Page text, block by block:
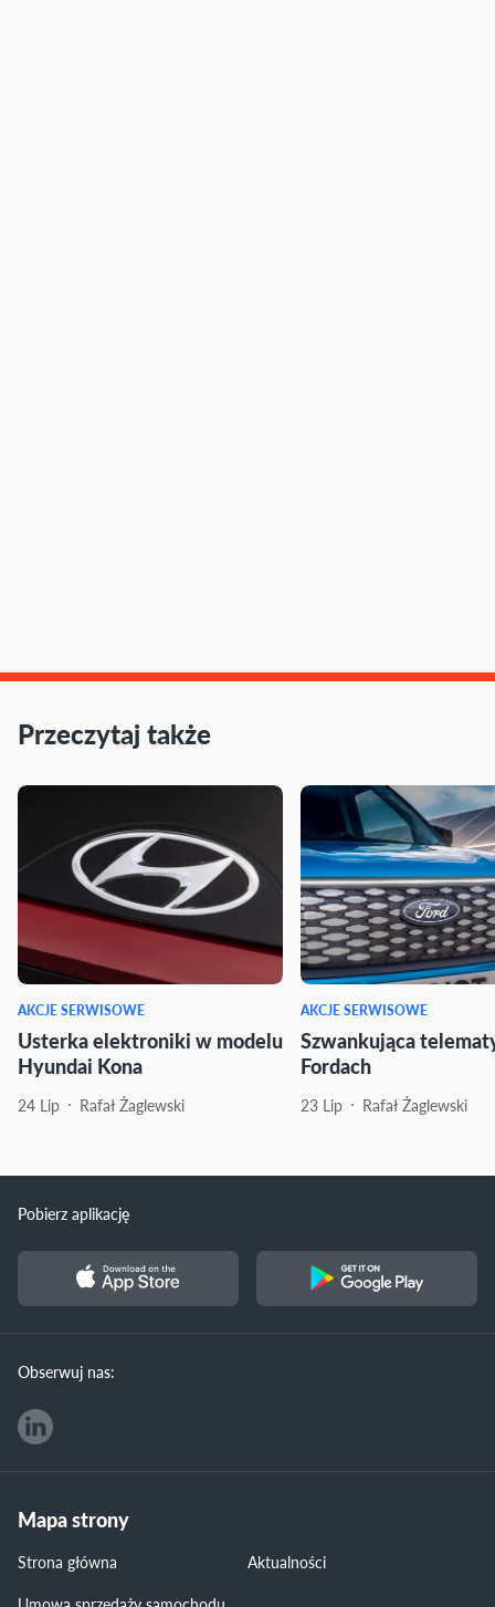
Przeczytaj także
AKCJE SERWISOWE
Usterka elektroniki w modelu
Hyundai Kona
24 Lip Rafał Żaglewski
AKCJE SERWISOWE
Szwankująca
Fordach
23 Lip Rafał Żaglewski
Pobierz aplikację
Obserwuj nas:
Mapa strony
Strona główna
Aktualności